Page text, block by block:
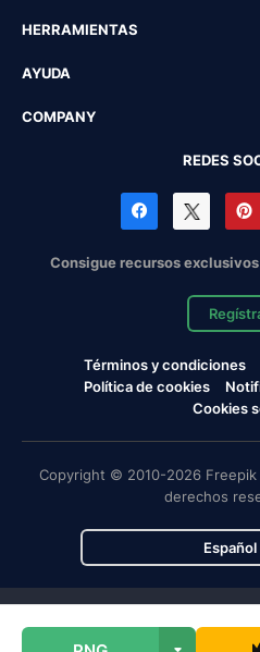
HERRAMIENTAS
AYUDA
COMPANY
REDES
Consigue recursos
Términos y condiciones
Política de cookies
Cookies
Copyright © 2010-2026 Freepik
derechos
Español